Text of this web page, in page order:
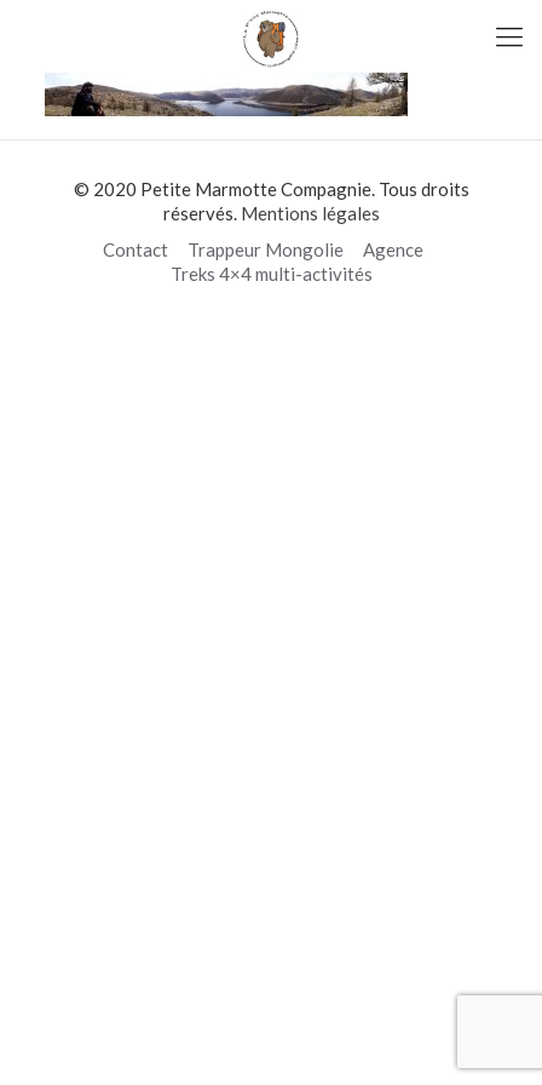
© 2020 Petite Marmotte Compagnie. Tous droits
réservés. Mentions légales
Contact
Trappeur Mongolie
Agence
Treks 4×4 multi-activités